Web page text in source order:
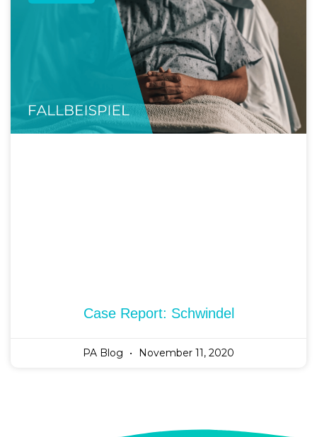
Case Report: Schwindel
PA Blog November 11, 2020